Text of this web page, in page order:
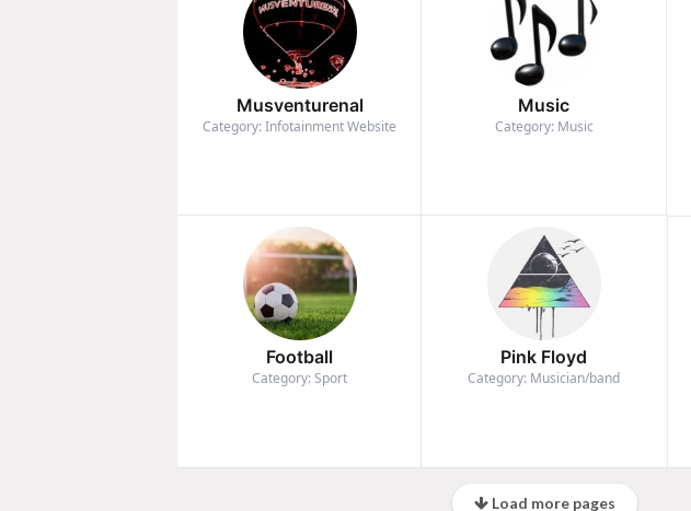
Musventurenal
Category: Infotainment Website
Music
Category: Music
Football
Category: Sport
Pink Floyd
Category: Musician/band
Load more pages